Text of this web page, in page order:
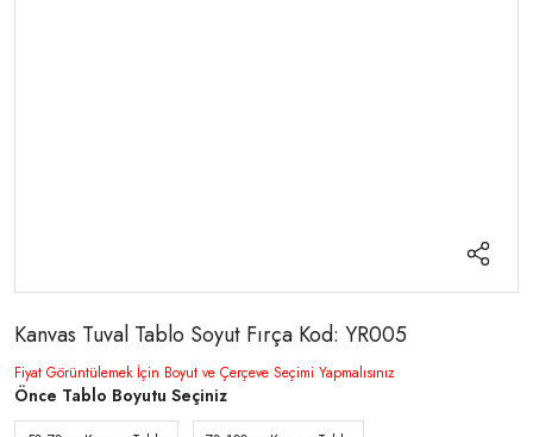
Kanvas Tuval Tablo Soyut Fırça Kod: YR005
Fiyat Görüntülemek İçin Boyut ve Çerçeve Seçimi Yapmalısınız
Önce Tablo Boyutu Seçiniz